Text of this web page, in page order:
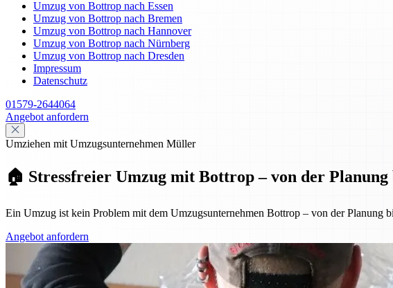
Umzug von Bottrop nach Essen
Umzug von Bottrop nach Bremen
Umzug von Bottrop nach Hannover
Umzug von Bottrop nach Nürnberg
Umzug von Bottrop nach Dresden
Impressum
Datenschutz
01579-2644064
Angebot anfordern
Umziehen mit Umzugsunternehmen Müller
🏠 Stressfreier Umzug mit Bottrop – von der Planung
Ein Umzug ist kein Problem mit dem Umzugsunternehmen Bottrop – von der Planung
Angebot anfordern